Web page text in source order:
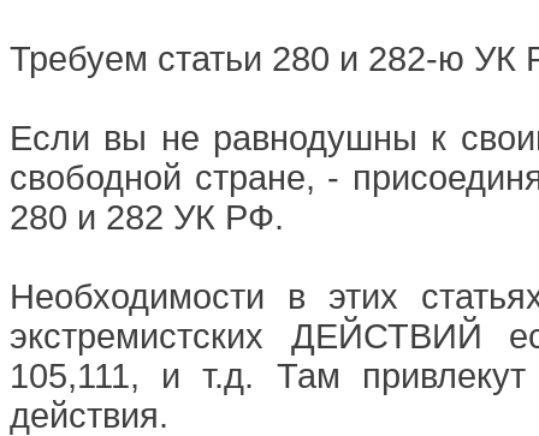
Требуем статьи 280 и 282-ю УК
Если вы не равнодушны к
свободной стране, -
280 и 282 УК РФ.
Необходимости в этих
экстремистских ДЕЙСТВИЙ
105,111, и т.д. Там
действия.